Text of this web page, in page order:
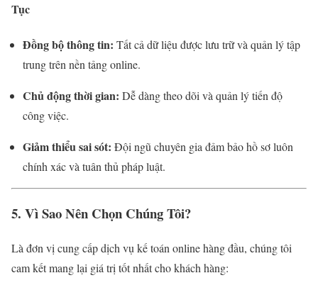
Tục
Đồng bộ thông tin: Tất cả dữ liệu được lưu trữ và quản lý tập
trung trên nền tảng online.
Chủ động thời gian: Dễ dàng theo dõi và quản lý tiến độ
công việc.
Giảm thiểu sai sót: Đội ngũ chuyên gia đảm bảo hồ sơ luôn
chính xác và tuân thủ pháp luật.
5. Vì Sao Nên Chọn Chúng Tôi?
Là đơn vị cung cấp dịch vụ kế toán online hàng đầu, chúng tôi
cam kết mang lại giá trị tốt nhất cho khách hàng: